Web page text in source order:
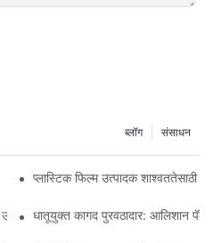
संसाधन
ब्लॉग
कणा
प्लास्टिक फिल्म उत्पादक
अंतर्दृष्टी
धातूयुक्त कागद पुरवठादार: आलिशान